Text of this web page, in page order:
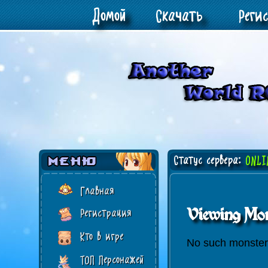
Домой Скачать
Главная
Регистрация
Кто в игре
ТОП Персонажей
Статус сервера:
Viewing
No such